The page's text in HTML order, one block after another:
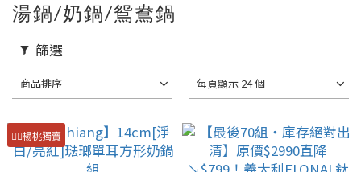
🔴最後100組↘$1780 (原$2180) HausChef 十合一全能
湯鍋/奶鍋/鴛鴦鍋
篩選
商品排序 每頁顯示 24 個
👍🏻楊桃獨賣